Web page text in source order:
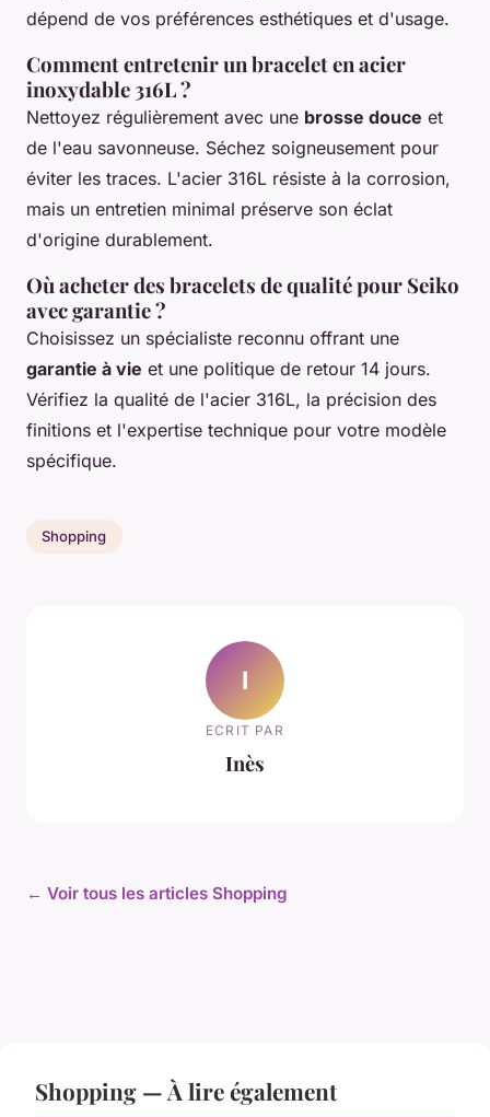
dépend de vos préférences esthétiques et d'usage.
Comment entretenir un bracelet en acier
inoxydable 316L ?
Nettoyez régulièrement avec une brosse douce et
de l'eau savonneuse. Séchez soigneusement pour
éviter les traces. L'acier 316L résiste à la corrosion,
mais un entretien minimal préserve son éclat
d'origine durablement.
Où acheter des bracelets de qualité pour Seiko
avec garantie ?
Choisissez un spécialiste reconnu offrant une
garantie à vie et une politique de retour 14 jours.
Vérifiez la qualité de l'acier 316L, la précision des
finitions et l'expertise technique pour votre modèle
spécifique.
Shopping
I
ECRIT PAR
Inès
← Voir tous les articles Shopping
Shopping — À lire également